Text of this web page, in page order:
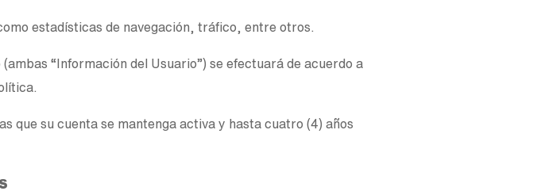
estadísticas de navegación, tráfico, entre otros.
“Información del Usuario”) se efectuará de acuerdo a
que su cuenta se mantenga activa y hasta cuatro (4) años